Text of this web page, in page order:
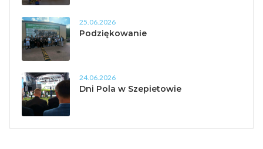
25.06.2026
Podziękowanie
24.06.2026
Dni Pola w Szepietowie